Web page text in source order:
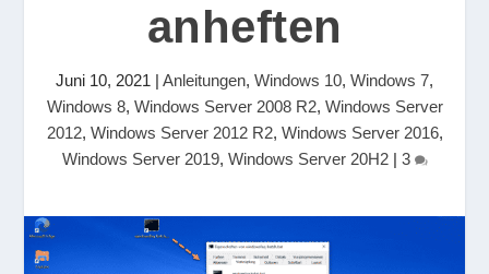
anheften
Juni 10, 2021 | Anleitungen, Windows 10, Windows 7,
Windows 8, Windows Server 2008 R2, Windows Server
2012, Windows Server 2012 R2, Windows Server 2016,
Windows Server 2019, Windows Server 20H2| 3